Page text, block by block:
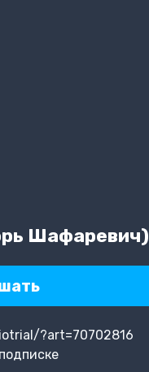
Шафаревич)
?art=70702816